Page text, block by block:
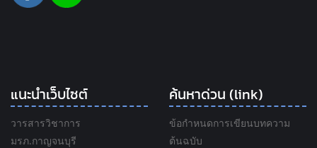
แนะนำเว็บไซต์
วารสารวิชาการ
มรภ.กาญจนบุรี
ค้นหาด่วน (link)
ข้อกำหนดการเขียนบทความ
ต้นฉบับ